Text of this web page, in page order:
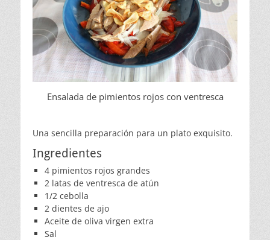
Ensalada de pimientos rojos con ventresca
Una sencilla preparación para un plato exquisito.
Ingredientes
4 pimientos rojos grandes
2 latas de ventresca de atún
1/2 cebolla
2 dientes de ajo
Aceite de oliva virgen extra
Sal